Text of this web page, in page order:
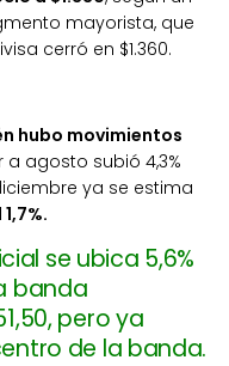
mayorista, que
cerró en $1.360.
hubo movimientos
agosto subió 4,3%
ya se estima
se ubica 5,6%
banda
pero ya
de la banda.